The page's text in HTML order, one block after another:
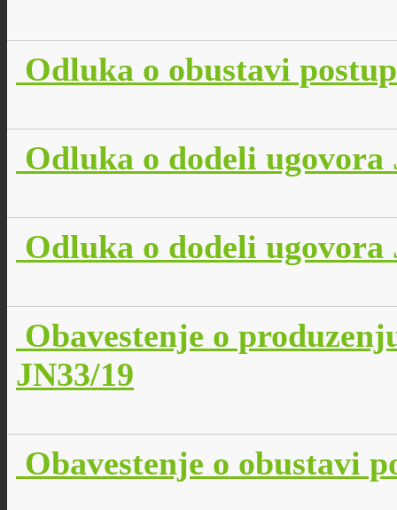
Odluka o obustavi
Odluka o dodeli ugovora
Odluka o dodeli ugovora
Obavestenje o
JN33/19
Obavestenje o obustavi